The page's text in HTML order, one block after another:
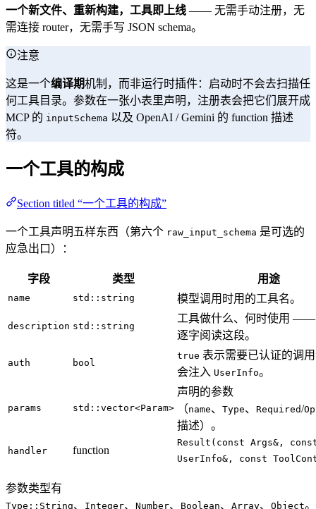
一个新文件、重新构建，工具即上线 —— 无需手动注册，无
需连接 router，无需手写 JSON schema。
注意
这是一个编译期机制，而非运行时插件：启动时不会去扫描任
何工具目录。参数在一张小表里声明，注册表会把它们展开成
MCP 的 inputSchema 以及 OpenAI / Gemini 的 function 描述
符。
一个工具的构成
Section titled “一个工具的构成”
一个工具声明五样东西（第六个 raw_input_schema 是可选的
应急出口）：
字段 类型 用途
name std::string 模型调用时用的工具名。
description std::string
工具做什么、何时使用 ——
逐字阅读这段。
auth bool
true 表示需要已认证的调
会注入 UserInfo。
params std::vector<Param>
声明的参数
（name、 Type、 Required/
描述）。
handler function
Result(const Args&,
UserInfo&, const
参数类型有
Type::String、 Integer、 Number、 Boolean、 Array、 Object。